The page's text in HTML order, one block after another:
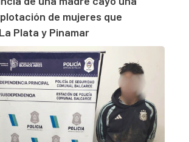
de mujeres que
Plata y Pinamar